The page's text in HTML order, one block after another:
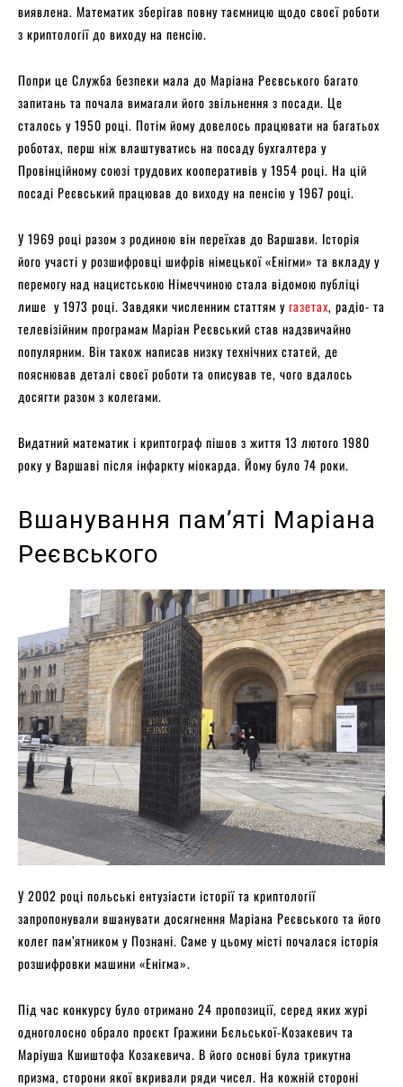
виявлена. Математик зберігав повну таємницю щодо своєї роботи
з криптології до виходу на пенсію.
Попри це Служба безпеки мала до Маріана Реєвського багато
запитань та почала вимагали його звільнення з посади. Це
сталось у 1950 році. Потім йому довелось працювати на багатьох
роботах, перш ніж влаштуватись на посаду бухгалтера у
Провінційному союзі трудових кооперативів у 1954 році. На цій
посаді Реєвський працював до виходу на пенсію у 1967 році.
У 1969 році разом з родиною він переїхав до Варшави. Історія
його участі у розшифровці шифрів німецької «Енігми» та вкладу у
перемогу над нацистською Німеччиною стала відомою публіці
лише у 1973 році. Завдяки численним статтям угазетах, радіо- та
телевізійним програмам Маріан Реєвський став надзвичайно
популярним. Він також написав низку технічних статей, де
пояснював деталі своєї роботи та описував те, чого вдалось
досягти разом з колегами.
Видатний математик і криптограф пішов з життя 13 лютого 1980
року у Варшаві після інфаркту міокарда. Йому було 74 роки.
Вшанування пам’яті Маріана
Реєвського
У 2002 році польські ентузіасти історії та криптології
запропонували вшанувати досягнення Маріана Реєвського та його
колег пам’ятником у Познані. Саме у цьому місті почалася історія
розшифровки машини «Енігма».
Під час конкурсу було отримано 24 пропозиції, серед яких журі
одноголосно обрало проєкт Гражини Бєльської-Козакевич та
Маріуша Кшиштофа Козакевича. В його основі була трикутна
призма, сторони якої вкривали ряди чисел. На кожній стороні